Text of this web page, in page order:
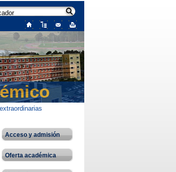
Acceso y admisión
Oferta académica